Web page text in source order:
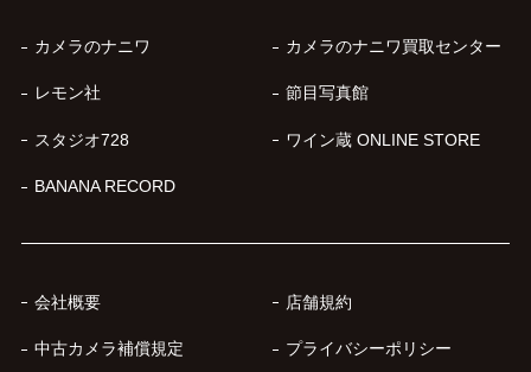
カメラのナニワ カメラのナニワ買取センター
レモン社 節目写真館
スタジオ728 ワイン蔵 ONLINE STORE
BANANA RECORD
会社概要 店舗規約
中古カメラ補償規定 プライバシーポリシー